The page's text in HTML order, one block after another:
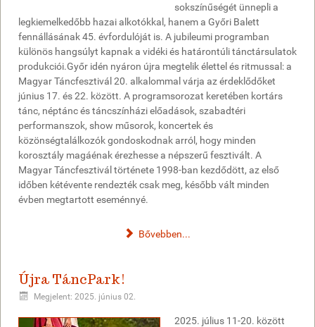
sokszínűségét ünnepli a
legkiemelkedőbb hazai alkotókkal, hanem a Győri Balett
fennállásának 45. évfordulóját is. A jubileumi programban
különös hangsúlyt kapnak a vidéki és határontúli tánctársulatok
produkciói.Győr idén nyáron újra megtelik élettel és ritmussal: a
Magyar Táncfesztivál 20. alkalommal várja az érdeklődőket
június 17. és 22. között. A programsorozat keretében kortárs
tánc, néptánc és táncszínházi előadások, szabadtéri
performanszok, show műsorok, koncertek és
közönségtalálkozók gondoskodnak arról, hogy minden
korosztály magáénak érezhesse a népszerű fesztivált. A
Magyar Táncfesztivál története 1998-ban kezdődött, az első
időben kétévente rendezték csak meg, később vált minden
évben megtartott eseménnyé.
Bővebben...
Újra TáncPark!
Megjelent: 2025. június 02.
2025. július 11-20. között